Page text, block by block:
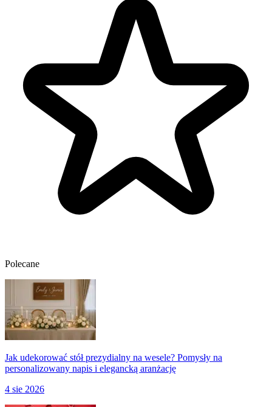
Polecane
Jak udekorować stół prezydialny na wesele? Pomysły na
personalizowany napis i elegancką aranżację
4 sie 2026